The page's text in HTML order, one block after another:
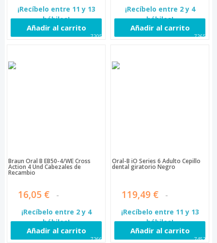
¡Recíbelo entre 11 y 13
hábiles!
Añadir al carrito
72050
¡Recíbelo entre 2 y 4
hábiles!
Añadir al carrito
72657
Braun Oral B EB50-4/WE Cross
Action 4 Und Cabezales de
Recambio
16,05 €
¡Recíbelo entre 2 y 4
hábiles!
Añadir al carrito
72660
Oral-B iO Series 6 Adulto Cepillo
dental giratorio Negro
119,49 €
¡Recíbelo entre 11 y 13
hábiles!
Añadir al carrito
74523